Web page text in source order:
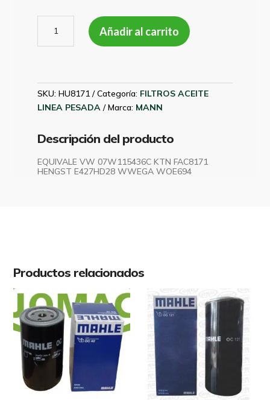
ACEITE
VW
-
280
190
2018
EN
ADEL
Añadir al carrito
SKU:HU8171 Categoría: FILTROS ACEITE
LINEA PESADA
Marca: MANN
Descripción del producto
EQUIVALE VW 07W115436C KTN FAC8171
HENGST E427HD28 WWEGA WOE694
Productos relacionados